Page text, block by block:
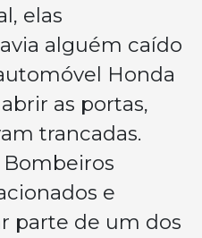
elas
alguém caído
Honda
as portas,
trancadas.
Bombeiros
e
parte de um dos